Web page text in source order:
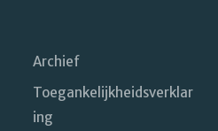
Archief
Toegankelijkheidsverklar
ing